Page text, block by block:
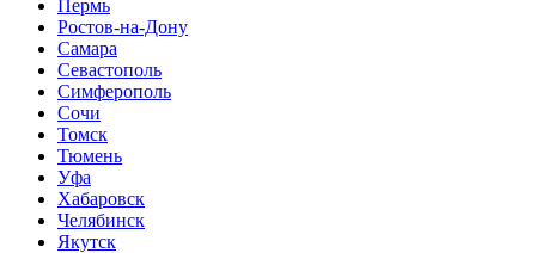
Пермь
Ростов-на-Дону
Самара
Севастополь
Симферополь
Сочи
Томск
Тюмень
Уфа
Хабаровск
Челябинск
Якутск